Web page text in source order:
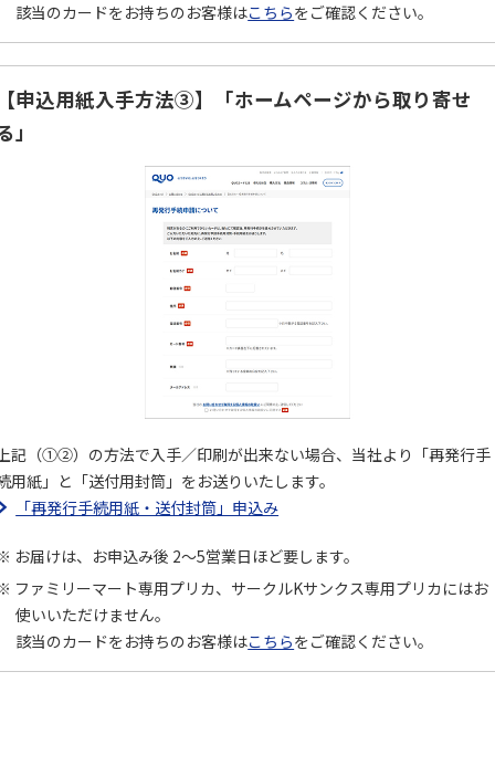
該当のカードをお持ちのお客様はこちらをご確認ください。
申込用紙入手方法③】「ホームページから取り寄せ
」
記（①②）の方法で入手／印刷が出来ない場合、当社より「再発行手
用紙」と「送付用封筒」をお送りいたします。
「再発行手続用紙・送付封筒」申込み
お届けは、お申込み後 2～5営業日ほど要します。
ファミリーマート専用プリカ、サークルKサンクス専用プリカにはお
使いいただけません。
該当のカードをお持ちのお客様はこちらをご確認ください。